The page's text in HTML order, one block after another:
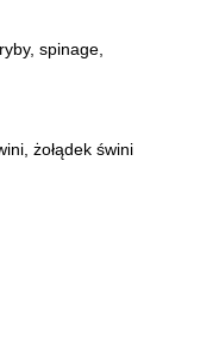
spinage,
żołądek świni